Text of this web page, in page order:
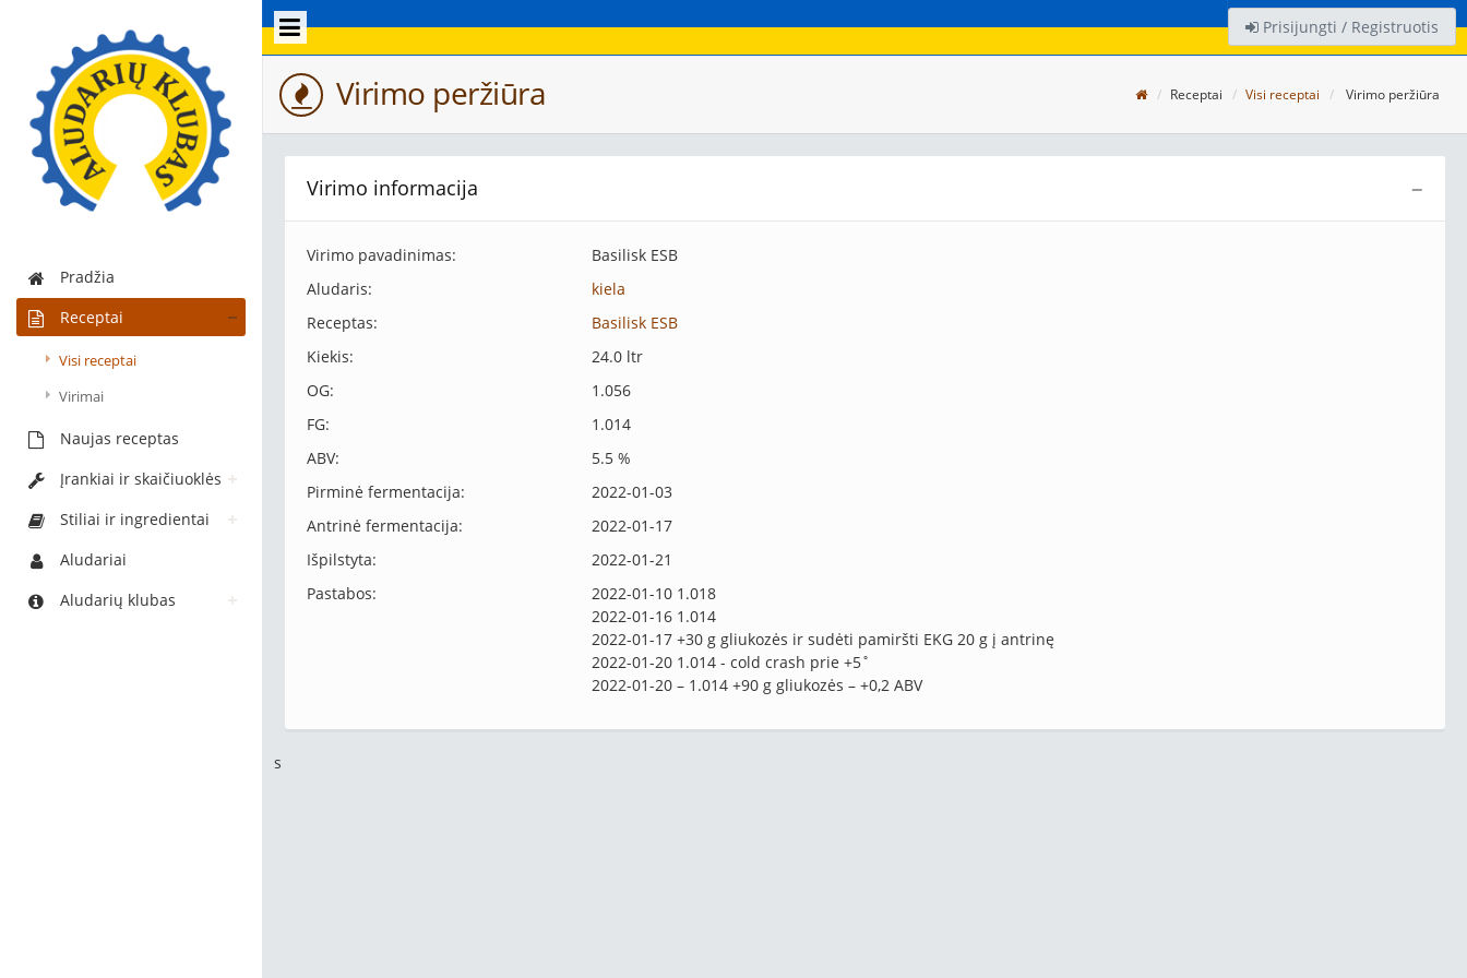
Pradžia
Receptai
Visi receptai
Virimai
Naujas receptas
Įrankiai ir skaičiuoklės
Stiliai ir ingredientai
Aludariai
Aludarių klubas
Prisijungti / Registruotis
Virimo peržiūra Receptai Visi receptai Virimo peržiūra
−
Virimo informacija
Virimo pavadinimas:
Basilisk ESB
Aludaris:
kiela
Receptas:
Basilisk ESB
Kiekis:
24.0 ltr
OG:
1.056
FG:
1.014
ABV:
5.5 %
Pirminė fermentacija:
2022-01-03
Antrinė fermentacija:
2022-01-17
Išpilstyta:
2022-01-21
Pastabos:
2022-01-10 1.018
2022-01-16 1.014
2022-01-17 +30 g gliukozės ir sudėti pamiršti EKG 20 g į antrinę
2022-01-20 1.014 - cold crash prie +5˚
2022-01-20 – 1.014 +90 g gliukozės – +0,2 ABV
s